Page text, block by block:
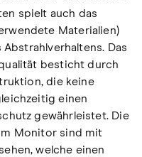
spielt auch das
Materialien)
Das
besticht durch
die keine
einen
gewährleistet. Die
Monitor sind mit
welche einen